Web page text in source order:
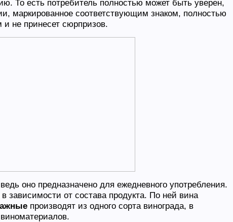
То есть потребитель полностью может быть уверен,
маркированное соответствующим знаком, полностью
и не принесет сюрпризов.
оно предназначено для ежедневного употребления.
зависимости от состава продукта. По ней вина
производят из одного сорта винограда, в